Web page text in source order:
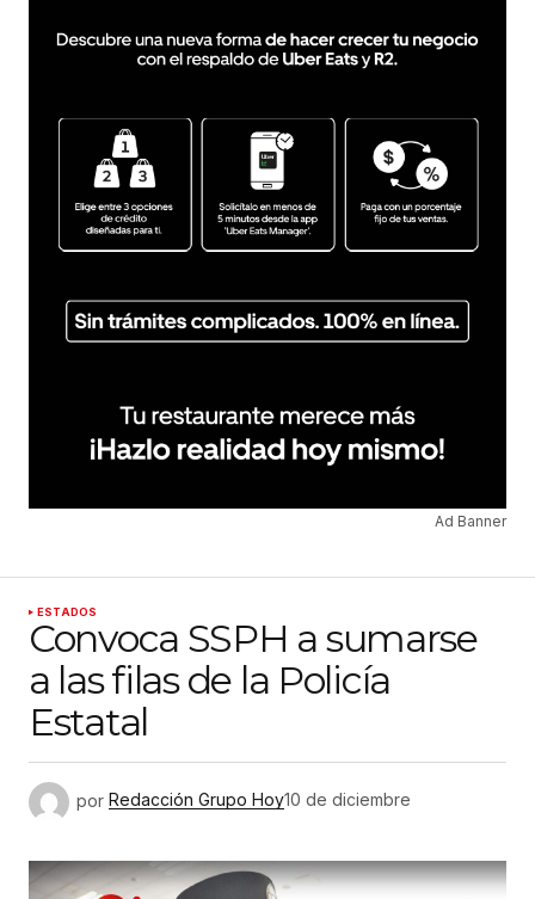
Ad Banner
ESTADOS
Convoca SSPH a sumarse
a las filas de la Policía
Estatal
por Redacción Grupo Hoy10 de diciembre